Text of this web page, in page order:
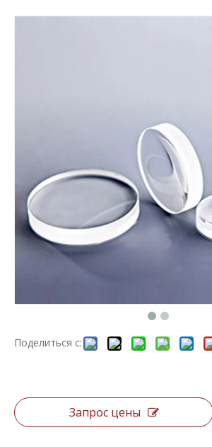
Поделиться с:
Запрос цены